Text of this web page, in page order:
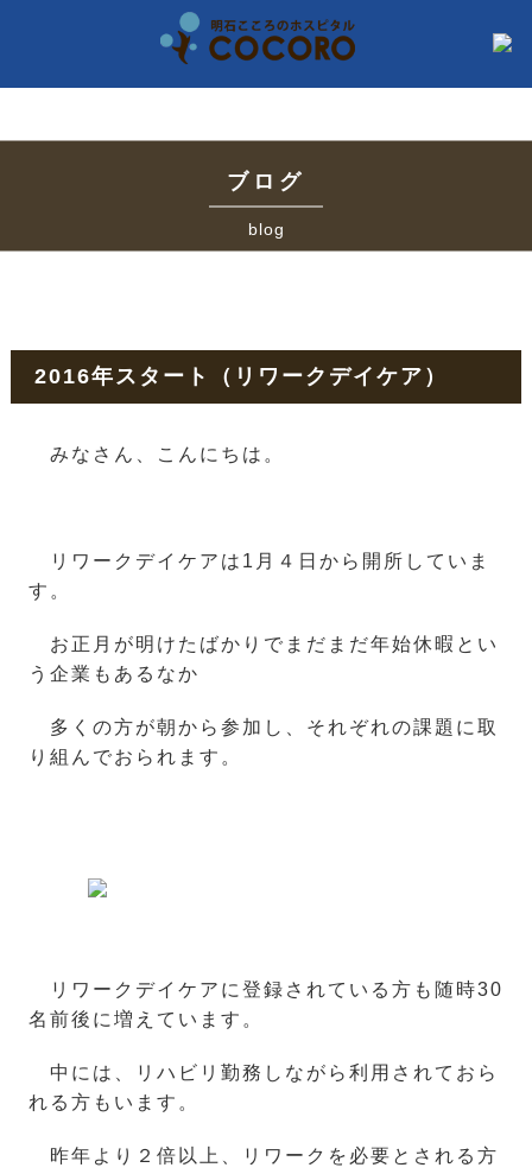
ブログ
blog
2016年スタート（リワークデイケア）
みなさん、こんにちは。
リワークデイケアは1月４日から開所していま
す。
お正月が明けたばかりでまだまだ年始休暇とい
う企業もあるなか
多くの方が朝から参加し、それぞれの課題に取
り組んでおられます。
リワークデイケアに登録されている方も随時30
名前後に増えています。
中には、リハビリ勤務しながら利用されておら
れる方もいます。
昨年より２倍以上、リワークを必要とされる方